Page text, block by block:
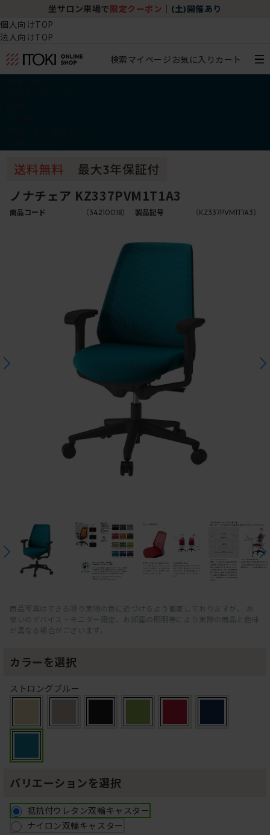
坐サロン来場で 限定クーポン (土)開催あり
個人向けTOP
法人向けTOP
検索マイページ お気に入り カート
ノナチェア KZ337PVM1T1A3
商品コード （34210018） 製品記号 （KZ337PVM1T1A3）
商品写真はできる限り実物の色に近づけるよう徹底しておりますが、 お
使いのデバイス・モニター設定、お部屋の照明等により実際の商品と色味
が異なる場合がございます。
カラーを選択
ストロングブルー
バリエーションを選択
抵抗付ウレタン双輪キャスター
ナイロン双輪キャスター